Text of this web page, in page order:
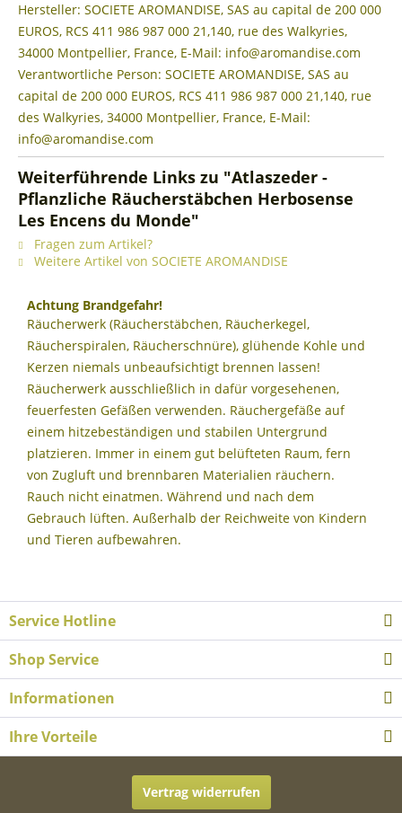
Hersteller: SOCIETE AROMANDISE, SAS au capital de 200 000
EUROS, RCS 411 986 987 000 21,140, rue des Walkyries,
34000 Montpellier, France, E-Mail: info@aromandise.com
Verantwortliche Person: SOCIETE AROMANDISE, SAS au
capital de 200 000 EUROS, RCS 411 986 987 000 21,140, rue
des Walkyries, 34000 Montpellier, France, E-Mail:
info@aromandise.com
Weiterführende Links zu "Atlaszeder -
Pflanzliche Räucherstäbchen Herbosense
Les Encens du Monde"
Fragen zum Artikel?
Weitere Artikel von SOCIETE AROMANDISE
Achtung Brandgefahr!
Räucherwerk (Räucherstäbchen, Räucherkegel,
Räucherspiralen, Räucherschnüre), glühende Kohle und
Kerzen niemals unbeaufsichtigt brennen lassen!
Räucherwerk ausschließlich in dafür vorgesehenen,
feuerfesten Gefäßen verwenden. Räuchergefäße auf
einem hitzebeständigen und stabilen Untergrund
platzieren. Immer in einem gut belüfteten Raum, fern
von Zugluft und brennbaren Materialien räuchern.
Rauch nicht einatmen. Während und nach dem
Gebrauch lüften. Außerhalb der Reichweite von Kindern
und Tieren aufbewahren.
Service Hotline
Shop Service
Informationen
Ihre Vorteile
Vertrag widerrufen